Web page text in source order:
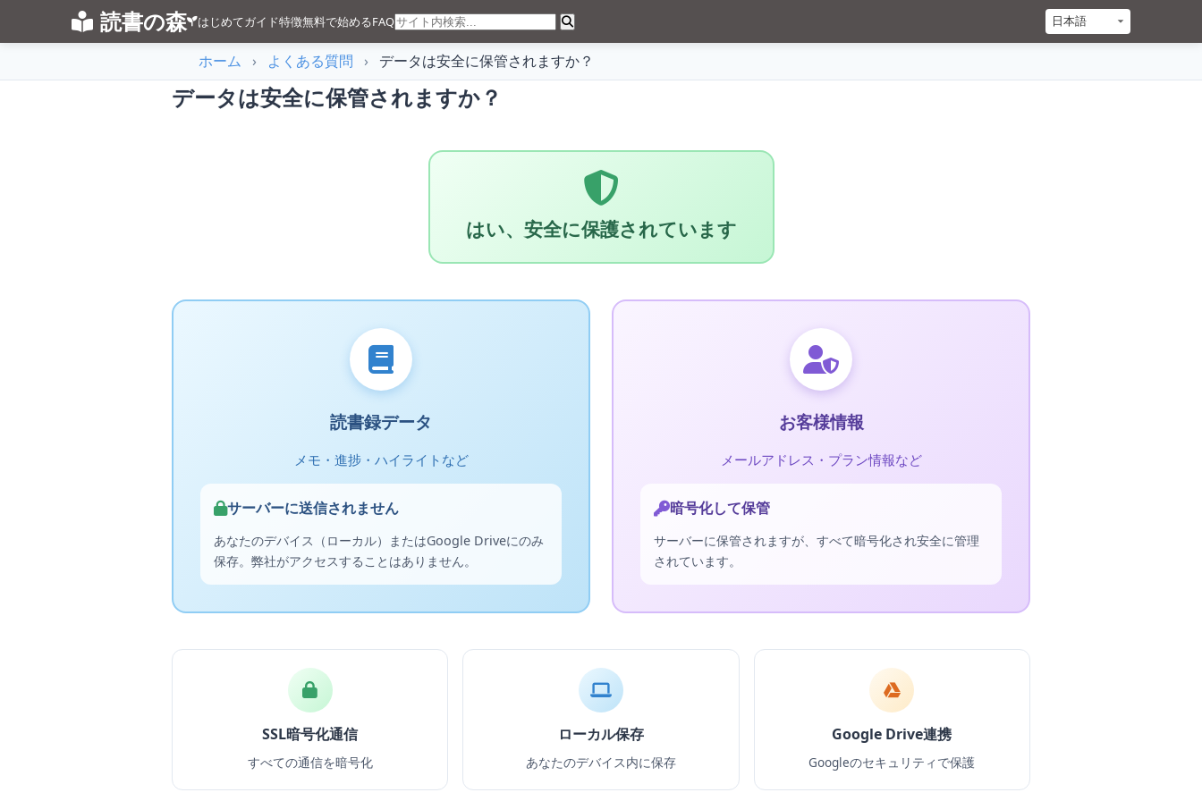
読書の森 はじめてガイド特徴無料で始めるFAQ
ホーム › よくある質問 › データは安全に保管されますか？
データは安全に保管されますか？
はい、安全に保護されています
読書録データ
メモ・進捗・ハイライトなど
サーバーに送信されません
あなたのデバイス（ローカル）またはGoogle Driveにのみ
保存。弊社がアクセスすることはありません。
お客様情報
メールアドレス・プラン情報など
暗号化して保管
サーバーに保管されますが、すべて暗号化され安全に管理
されています。
SSL暗号化通信
すべての通信を暗号化
ローカル保存
あなたのデバイス内に保存
Google Drive連携
Googleのセキュリティで保護